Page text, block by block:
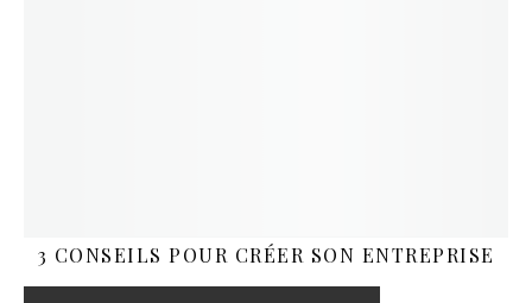
3 CONSEILS POUR CRÉER SON ENTREPRISE